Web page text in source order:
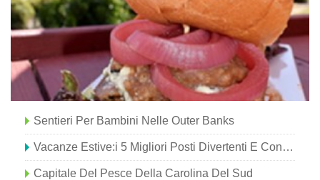
Sentieri Per Bambini Nelle Outer Banks
Vacanze Estive:i 5 Migliori Posti Divertenti E Convenienti Per Portare La Famiglia
Capitale Del Pesce Della Carolina Del Sud